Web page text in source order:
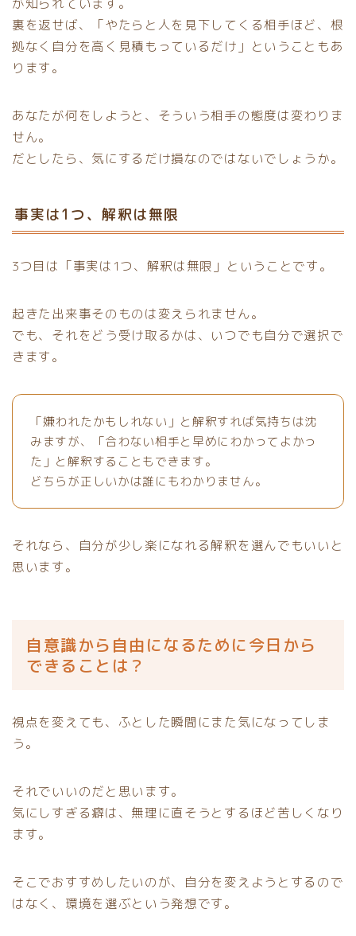
裏を返せば、「やたらと人を見下してくる相手ほど、根
拠なく自分を高く見積もっているだけ」ということもあ
ります。
あなたが何をしようと、そういう相手の態度は変わりま
せん。
だとしたら、気にするだけ損なのではないでしょうか。
事実は1つ、解釈は無限
3つ目は「事実は1つ、解釈は無限」ということです。
起きた出来事そのものは変えられません。
でも、それをどう受け取るかは、いつでも自分で選択で
きます。
「嫌われたかもしれない」と解釈すれば気持ちは沈
みますが、「合わない相手と早めにわかってよかっ
た」と解釈することもできます。
どちらが正しいかは誰にもわかりません。
それなら、自分が少し楽になれる解釈を選んでもいいと
思います。
自意識から自由になるために今日から
できることは？
視点を変えても、ふとした瞬間にまた気になってしま
う。
それでいいのだと思います。
気にしすぎる癖は、無理に直そうとするほど苦しくなり
ます。
そこでおすすめしたいのが、自分を変えようとするので
はなく、環境を選ぶという発想です。